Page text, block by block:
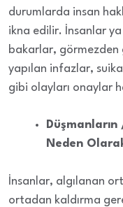
durumlarda insan
ikna edilir. İnsanlar
bakarlar, görmezden
yapılan infazlar,
gibi olayları onaylar
Neden
İnsanlar, algılanan
ortadan kaldırma